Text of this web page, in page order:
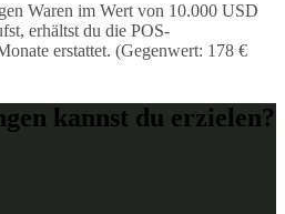
Waren im Wert von 10.000 USD
erhältst du die POS-
erstattet. (Gegenwert: 178 €
kannst du erzielen?